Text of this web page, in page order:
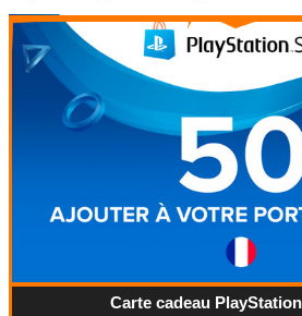
Carte cadeau